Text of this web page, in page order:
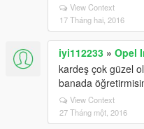
View Context
17 Tháng hai, 2016
iyi112233 » Opel
kardeş çok güzel
banada öğretirmisin
View Context
27 Tháng một, 2016